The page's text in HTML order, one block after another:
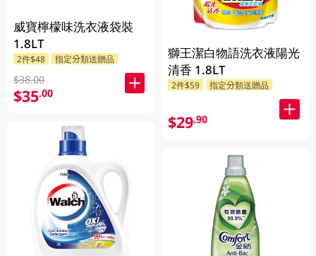
威寶檸檬味洗衣液袋裝
1.8LT
2件$48 指定分類送贈品
$38.00
$35.00
獅王潔白物語洗衣液陽光
清香 1.8LT
2件$59 指定分類送贈品
$29.90